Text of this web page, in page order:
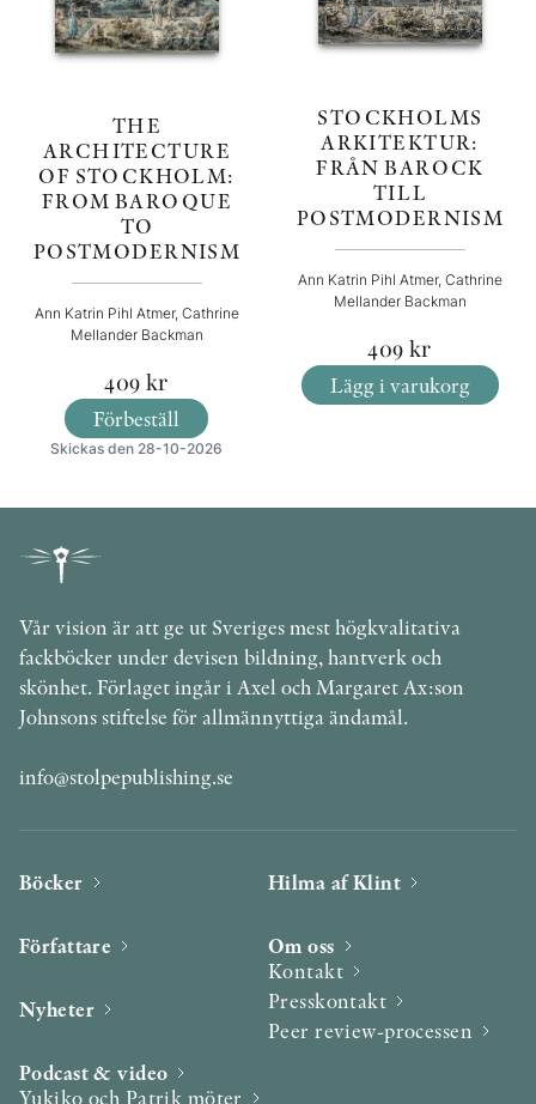
THE
ARCHITECTURE
OF STOCKHOLM:
FROM BAROQUE
TO
POSTMODERNISM
Ann Katrin Pihl Atmer, Cathrine
Mellander Backman
409 kr
Förbeställ
Skickas den 28-10-2026
STOCKHOLMS
ARKITEKTUR:
FRÅN BAROCK
TILL
POSTMODERNISM
Ann Katrin Pihl Atmer, Cathrine
Mellander Backman
409 kr
Lägg i varukorg
Vår vision är att ge ut Sveriges mest högkvalitativa
fackböcker under devisen bildning, hantverk och
skönhet. Förlaget ingår i Axel och Margaret Ax:son
Johnsons stiftelse för allmännyttiga ändamål.
info@stolpepublishing.se
Böcker
Författare
Nyheter
Podcast & video
Yukiko och Patrik möter
Hilma af Klint
Om oss
Kontakt
Presskontakt
Peer review-processen